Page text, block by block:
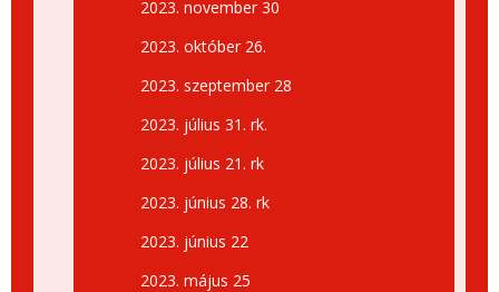
2023. november 30
2023. október 26.
2023. szeptember 28
2023. július 31. rk.
2023. július 21. rk
2023. június 28. rk
2023. június 22
2023. május 25